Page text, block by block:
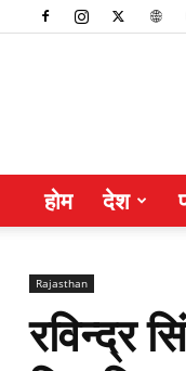
होम देश
Rajasthan
रविन्द्र